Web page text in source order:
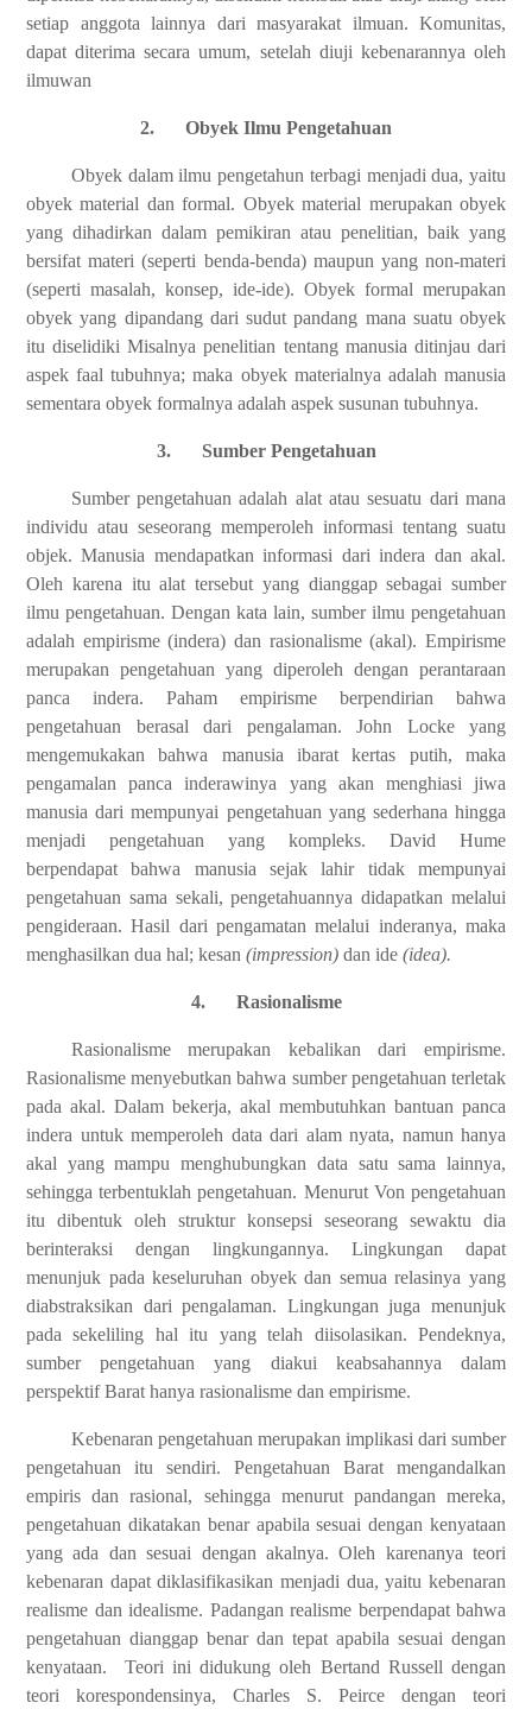
setiap anggota lainnya dari masyarakat ilmuan. Komunitas,
dapat diterima secara umum, setelah diuji kebenarannya oleh
ilmuwan
2. Obyek Ilmu Pengetahuan
Obyek dalam ilmu pengetahun terbagi menjadi dua, yaitu
obyek material dan formal. Obyek material merupakan obyek
yang dihadirkan dalam pemikiran atau penelitian, baik yang
bersifat materi (seperti benda-benda) maupun yang non-materi
(seperti masalah, konsep, ide-ide). Obyek formal merupakan
obyek yang dipandang dari sudut pandang mana suatu obyek
itu diselidiki Misalnya penelitian tentang manusia ditinjau dari
aspek faal tubuhnya; maka obyek materialnya adalah manusia
sementara obyek formalnya adalah aspek susunan tubuhnya.
3. Sumber Pengetahuan
Sumber pengetahuan adalah alat atau sesuatu dari mana
individu atau seseorang memperoleh informasi tentang suatu
objek. Manusia mendapatkan informasi dari indera dan akal.
Oleh karena itu alat tersebut yang dianggap sebagai sumber
ilmu pengetahuan. Dengan kata lain, sumber ilmu pengetahuan
adalah empirisme (indera) dan rasionalisme (akal). Empirisme
merupakan pengetahuan yang diperoleh dengan perantaraan
panca indera. Paham empirisme berpendirian bahwa
pengetahuan berasal dari pengalaman. John Locke yang
mengemukakan bahwa manusia ibarat kertas putih, maka
pengamalan panca inderawinya yang akan menghiasi jiwa
manusia dari mempunyai pengetahuan yang sederhana hingga
menjadi pengetahuan yang kompleks. David Hume
berpendapat bahwa manusia sejak lahir tidak mempunyai
pengetahuan sama sekali, pengetahuannya didapatkan melalui
pengideraan. Hasil dari pengamatan melalui inderanya, maka
menghasilkan dua hal; kesan (impression) dan ide (idea).
4. Rasionalisme
Rasionalisme merupakan kebalikan dari empirisme.
Rasionalisme menyebutkan bahwa sumber pengetahuan terletak
pada akal. Dalam bekerja, akal membutuhkan bantuan panca
indera untuk memperoleh data dari alam nyata, namun hanya
akal yang mampu menghubungkan data satu sama lainnya,
sehingga terbentuklah pengetahuan. Menurut Von pengetahuan
itu dibentuk oleh struktur konsepsi seseorang sewaktu dia
berinteraksi dengan lingkungannya. Lingkungan dapat
menunjuk pada keseluruhan obyek dan semua relasinya yang
diabstraksikan dari pengalaman. Lingkungan juga menunjuk
pada sekeliling hal itu yang telah diisolasikan. Pendeknya,
sumber pengetahuan yang diakui keabsahannya dalam
perspektif Barat hanya rasionalisme dan empirisme.
Kebenaran pengetahuan merupakan implikasi dari sumber
pengetahuan itu sendiri. Pengetahuan Barat mengandalkan
empiris dan rasional, sehingga menurut pandangan mereka,
pengetahuan dikatakan benar apabila sesuai dengan kenyataan
yang ada dan sesuai dengan akalnya. Oleh karenanya teori
kebenaran dapat diklasifikasikan menjadi dua, yaitu kebenaran
realisme dan idealisme. Padangan realisme berpendapat bahwa
pengetahuan dianggap benar dan tepat apabila sesuai dengan
kenyataan. Teori ini didukung oleh Bertand Russell dengan
teori korespondensinya, Charles S. Peirce dengan teori